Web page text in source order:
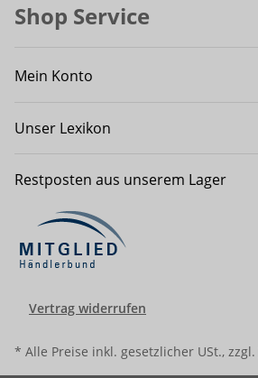
Shop Service
Mein Konto
Unser Lexikon
Restposten aus unserem Lager
Vertrag widerrufen
* Alle Preise inkl. gesetzlicher USt., zzgl.